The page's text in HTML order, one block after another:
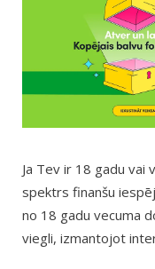
Ja Tev ir 18 gadu vai
spektrs finanšu
no 18 gadu vecuma
viegli, izmantojot